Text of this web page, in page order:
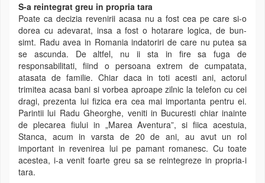
S-a reintegrat greu in propria tara
Poate ca decizia revenirii acasa nu a fost cea pe care si-o
dorea cu adevarat, insa a fost o hotarare logica, de bun-
simt. Radu avea in Romania indatoriri de care nu putea sa
se ascunda. De altfel, nu ii sta in fire sa fuga de
responsabilitati, fiind o persoana extrem de cumpatata,
atasata de familie. Chiar daca in toti acesti ani, actorul
trimitea acasa bani si vorbea aproape zilnic la telefon cu cei
dragi, prezenta lui fizica era cea mai importanta pentru ei.
Parintii lui Radu Gheorghe, veniti in Bucuresti chiar inainte
de plecarea fiului in „Marea Aventura”, si fiica acestuia,
Stanca, acum in varsta de 20 de ani, au avut un rol
important in revenirea lui pe pamant romanesc. Cu toate
acestea, i-a venit foarte greu sa se reintegreze in propria-i
tara.